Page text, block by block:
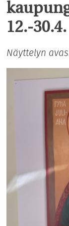
Tule mukaan
Hautausmaa
12.-30.4.
Näyttelyn